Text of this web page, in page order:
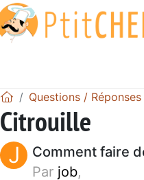
Questions / Réponses
Citrouille
J
Comment faire
Par job,